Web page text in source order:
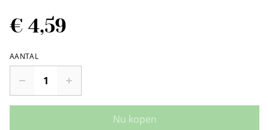
€ 4,59
AANTAL
Nu kopen